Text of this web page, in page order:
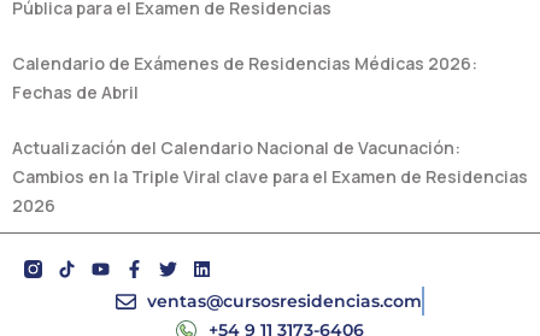
Pública para el Examen de Residencias
Calendario de Exámenes de Residencias Médicas 2026:
Fechas de Abril
Actualización del Calendario Nacional de Vacunación:
Cambios en la Triple Viral clave para el Examen de Residencias
2026
Y
o
F
a
c
T
w
i
L
i
n
ventas@cursosresidencias.com
+54 9 11 3173-6406